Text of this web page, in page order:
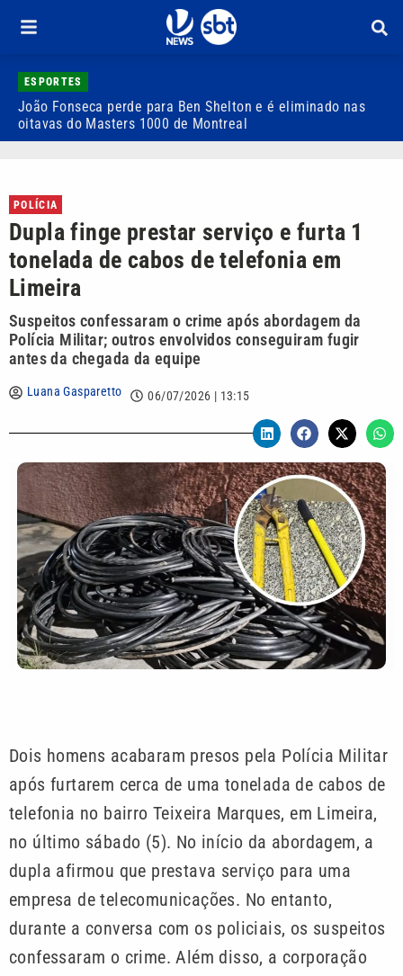
ESPORTES
João Fonseca perde para Ben Shelton e é eliminado nas
oitavas do Masters 1000 de Montreal
POLÍCIA
Dupla finge prestar serviço e furta 1
tonelada de cabos de telefonia em
Limeira
Suspeitos confessaram o crime após abordagem da
Polícia Militar; outros envolvidos conseguiram fugir
antes da chegada da equipe
Luana Gasparetto 06/07/2026 | 13:15
Dois homens acabaram presos pela Polícia Militar
após furtarem cerca de uma tonelada de cabos de
telefonia no bairro Teixeira Marques, em Limeira,
no último sábado (5). No início da abordagem, a
dupla afirmou que prestava serviço para uma
empresa de telecomunicações. No entanto,
durante a conversa com os policiais, os suspeitos
confessaram o crime. Além disso, a corporação